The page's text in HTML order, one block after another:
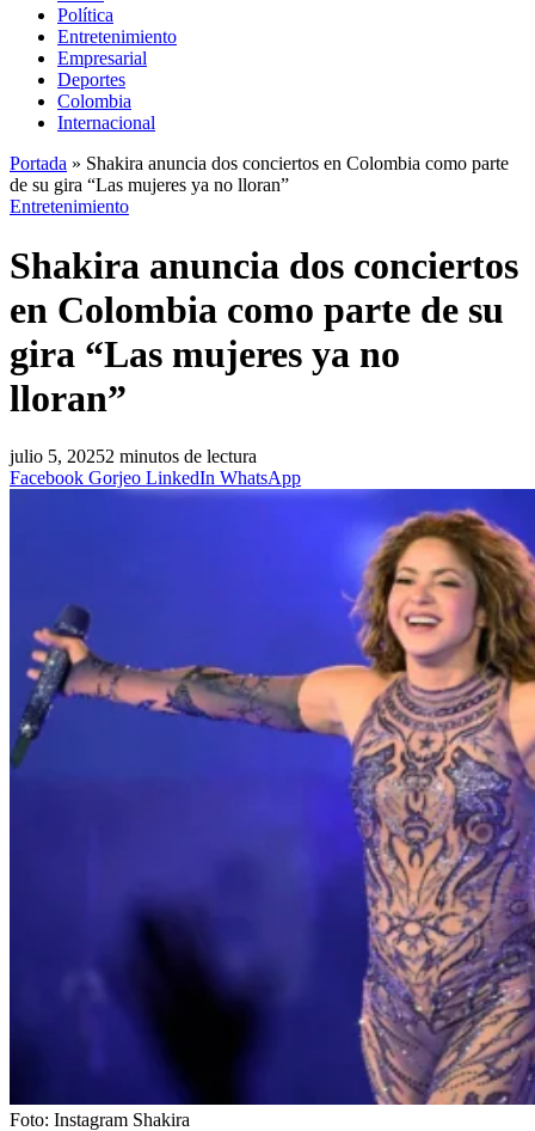
Política
Entretenimiento
Empresarial
Deportes
Colombia
Internacional
Portada » Shakira anuncia dos conciertos en Colombia como parte
de su gira “Las mujeres ya no lloran”
Entretenimiento
Shakira anuncia dos conciertos
en Colombia como parte de su
gira “Las mujeres ya no
lloran”
julio 5, 20252 minutos de lectura
Facebook Gorjeo LinkedIn WhatsApp
Foto: Instagram Shakira